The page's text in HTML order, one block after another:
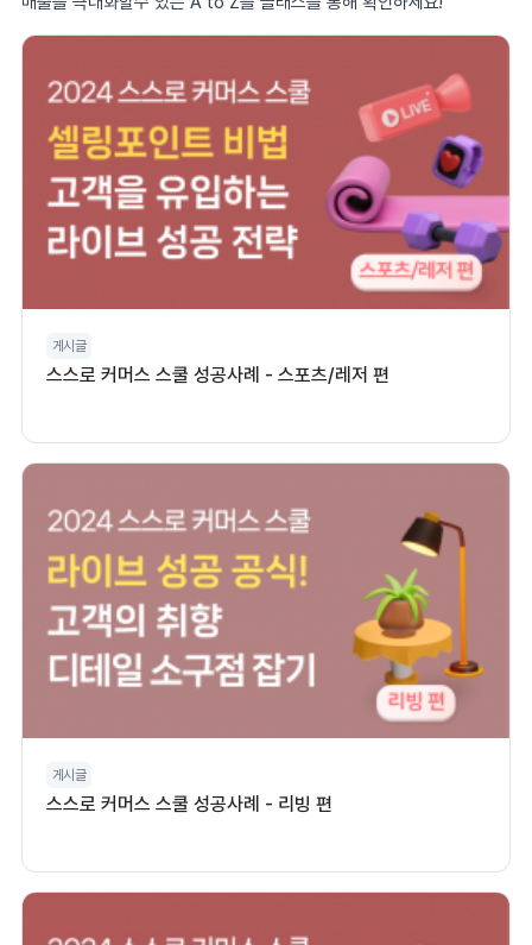
게시글
스스로 커머스 스쿨 성공사례 - 스포츠/레저 편
게시글
스스로 커머스 스쿨 성공사례 - 리빙 편